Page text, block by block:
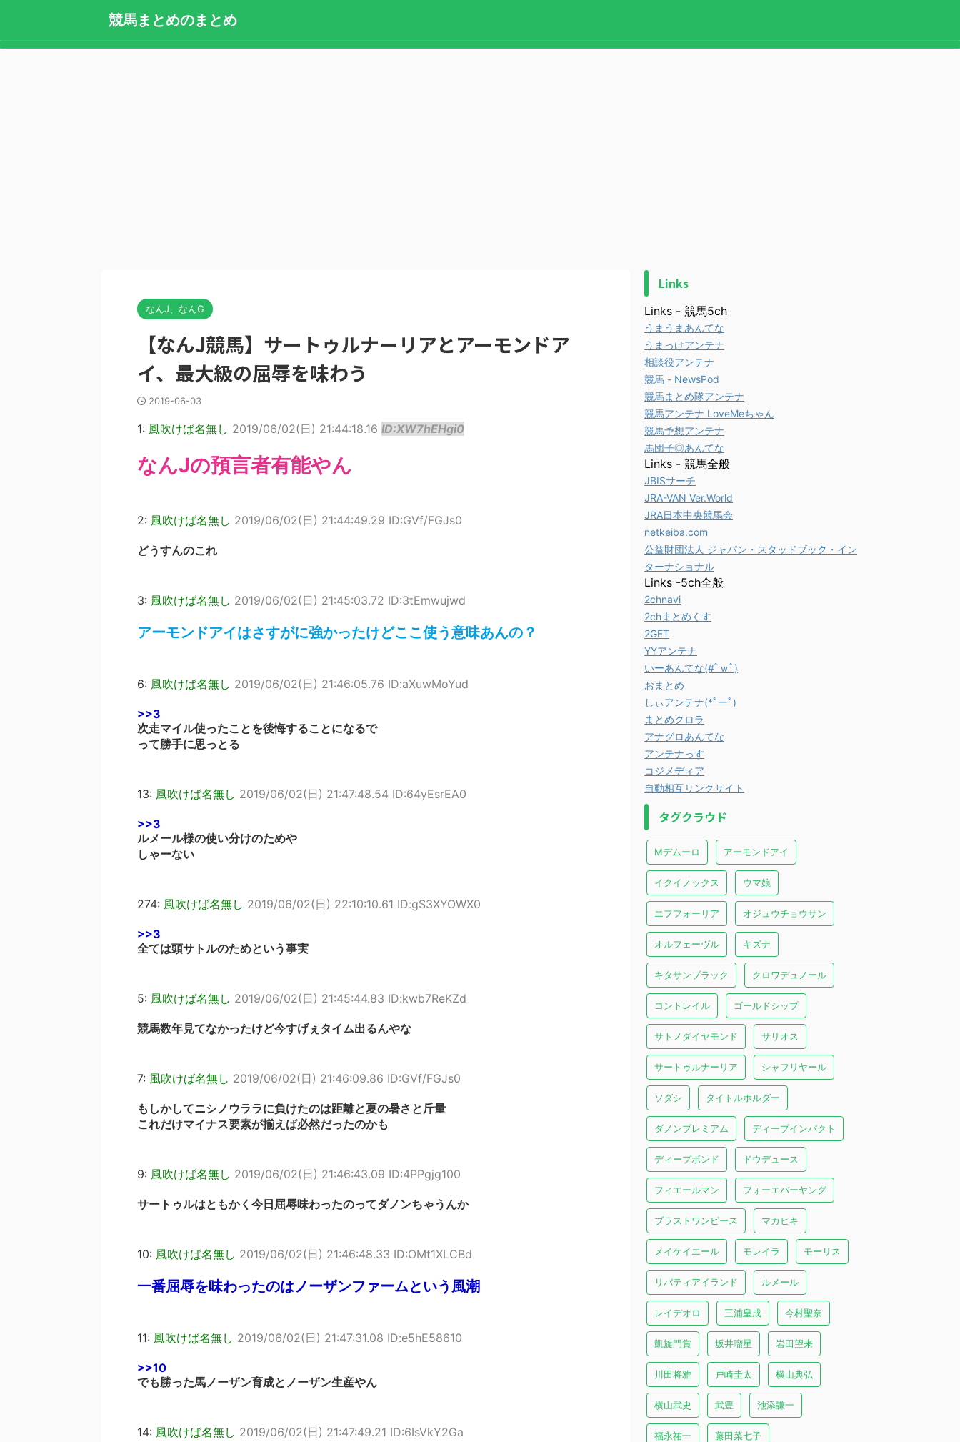
競馬まとめのまとめ
なんJ、なんG
【なんJ競馬】サートゥルナーリアとアーモンドア
イ、最大級の屈辱を味わう
2019-06-03
1: 風吹けば名無し 2019/06/02(日) 21:44:18.16 ID:XW7hEHgi0
なんJの預言者有能やん
2: 風吹けば名無し 2019/06/02(日) 21:44:49.29 ID:GVf/FGJs0
どうすんのこれ
3: 風吹けば名無し 2019/06/02(日) 21:45:03.72 ID:3tEmwujwd
アーモンドアイはさすがに強かったけどここ使う意味あんの？
6: 風吹けば名無し 2019/06/02(日) 21:46:05.76 ID:aXuwMoYud
>>3
次走マイル使ったことを後悔することになるで
って勝手に思っとる
13: 風吹けば名無し 2019/06/02(日) 21:47:48.54 ID:64yEsrEA0
>>3
ルメール様の使い分けのためや
しゃーない
274: 風吹けば名無し 2019/06/02(日) 22:10:10.61 ID:gS3XYOWX0
>>3
全ては頭サトルのためという事実
5: 風吹けば名無し 2019/06/02(日) 21:45:44.83 ID:kwb7ReKZd
競馬数年見てなかったけど今すげぇタイム出るんやな
7: 風吹けば名無し 2019/06/02(日) 21:46:09.86 ID:GVf/FGJs0
もしかしてニシノウララに負けたのは距離と夏の暑さと斤量
これだけマイナス要素が揃えば必然だったのかも
9: 風吹けば名無し 2019/06/02(日) 21:46:43.09 ID:4PPgjg100
サートゥルはともかく今日屈辱味わったのってダノンちゃうんか
10: 風吹けば名無し 2019/06/02(日) 21:46:48.33 ID:OMt1XLCBd
一番屈辱を味わったのはノーザンファームという風潮
11: 風吹けば名無し 2019/06/02(日) 21:47:31.08 ID:e5hE58610
>>10
でも勝った馬ノーザン育成とノーザン生産やん
14: 風吹けば名無し 2019/06/02(日) 21:47:49.21 ID:6IsVkY2Ga
Links
Links - 競馬5ch
うまうまあんてな
うまっけアンテナ
相談役アンテナ
競馬 - NewsPod
競馬まとめ隊アンテナ
競馬アンテナ LoveMeちゃん
競馬予想アンテナ
馬団子◎あんてな
Links - 競馬全般
JBISサーチ
JRA-VAN Ver.World
JRA日本中央競馬会
netkeiba.com
公益財団法人 ジャパン・スタッドブック・イン
ターナショナル
Links -5ch全般
2chnavi
2chまとめくす
2GET
YYアンテナ
いーあんてな(#ﾟｗﾟ)
おまとめ
しぃアンテナ(*ﾟーﾟ)
まとめクロラ
アナグロあんてな
アンテナっす
コジメディア
自動相互リンクサイト
タグクラウド
Mデムーロ アーモンドアイ
イクイノックス ウマ娘
エフフォーリア オジュウチョウサン
オルフェーヴル キズナ
キタサンブラック クロワデュノール
コントレイル ゴールドシップ
サトノダイヤモンド サリオス
サートゥルナーリア シャフリヤール
ソダシ タイトルホルダー
ダノンプレミアム ディープインパクト
ディープボンド ドウデュース
フィエールマン フォーエバーヤング
ブラストワンピース マカヒキ
メイケイエール モレイラ モーリス
リバティアイランド ルメール
レイデオロ 三浦皇成 今村聖奈
凱旋門賞 坂井瑠星 岩田望来
川田将雅 戸崎圭太 横山典弘
横山武史 武豊 池添謙一
福永祐一 藤田菜七子